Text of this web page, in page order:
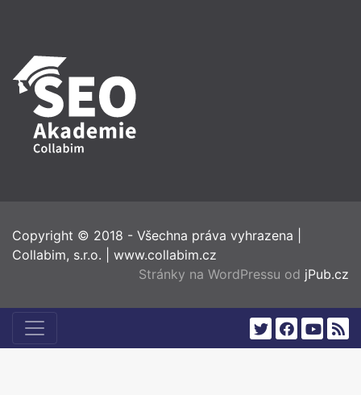
Copyright © 2018 - Všechna práva vyhrazena
Collabim, s.r.o.
www.collabim.cz
Stránky na WordPressu od jPub.cz
twitterfacebook
youtube
rss